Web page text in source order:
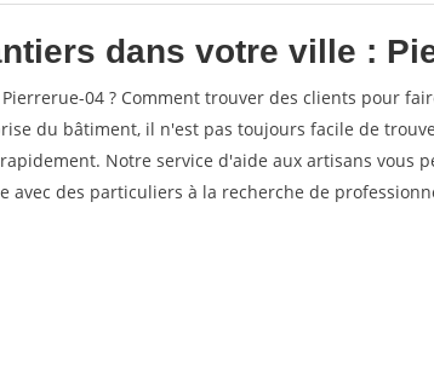
dans votre ville :
04 ? Comment trouver des clients pour
du bâtiment, il n'est pas toujours facile de
Notre service d'aide aux artisans vous
avec des particuliers à la recherche de